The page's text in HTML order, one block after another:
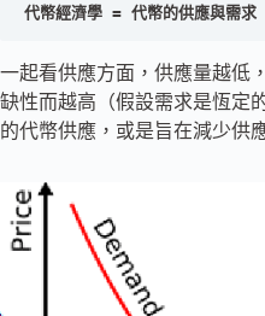
代幣經濟學 = 代幣的供應與需求
一起看供應方面，供應量越低
缺性而越高（假設需求是恆定
的代幣供應，或是旨在減少供